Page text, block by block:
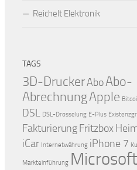
Reichelt Elektronik
TAGS
3D-DruckerAboAbo-
AbrechnungApple
DSL DSL-Drosselung E-Plus
Fakturierung Fritzbox
iCar Internetwährung iPhone 7
Markteinführung Microsoft